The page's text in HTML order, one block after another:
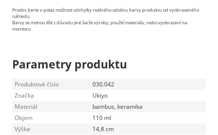
Prosím, berte v potaz možnost odchylky reálného odstínu barvy produktu od vyobrazeného
náhledu.
Barvy se mohou lišit z důvodu jiné šarže výroby, použití materiálu, nebo vyobrazení na
monitoru
Parametry produktu
Produktové číslo
030.042
Značka
Ukiyo
Materiál
bambus, keramika
Objem
110 ml
Výška
14,8 cm